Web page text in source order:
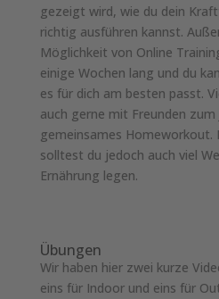
gezeigt wird, wie du dein
richtig ausführen kannst.
Möglichkeit von Online
einige Wochen lang und du
es für dich am besten passt.
auch gerne mit Freunden
gemeinsames Homeworkout.
solltest du jedoch auch viel
Ernährung legen.
Übungen
Wir haben hier zwei kurze
eins für Indoor und eins für